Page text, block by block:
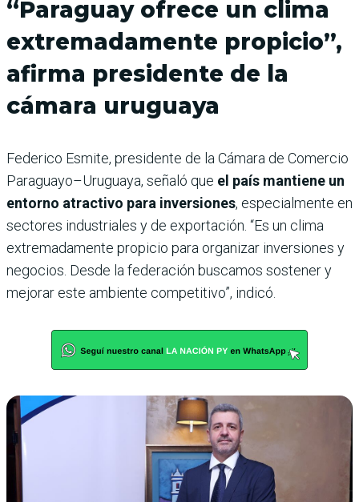
“Paraguay ofrece un clima
extremadamente propicio”,
afirma presidente de la
cámara uruguaya
Federico Esmite, presidente de la Cámara de Comercio
Paraguayo–Uruguaya, señaló que el país mantiene un
entorno atractivo para inversiones, especialmente en
sectores industriales y de exportación. “Es un clima
extremadamente propicio para organizar inversiones y
negocios. Desde la federación buscamos sostener y
mejorar este ambiente competitivo”, indicó.